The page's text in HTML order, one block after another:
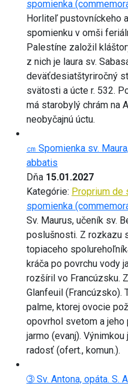
spomienka
Horliteľ pustovníckeho
spomienku v omši
Palestíne založil
z nich je laura sv.
deväťdesiatštyriročný
svätosti a úcte r. 532.
má starobylý chrám na
neobyčajnú úctu.
㎝ Spomienka sv.
abbatis
Dňa 15.01.2027
Kategórie: Proprium de
spomienka
Sv. Maurus, učeník sv.
poslušnosti. Z rozkazu
topiaceho
kráča po povrchu vody
rozšíril vo Francúzsku.
Glanfeuil (Francúzsko).
palme, ktorej ovocie
opovrhol svetom a jeho
jarmo (evanj).
radosť (ofert., komun.).
➂ Sv. Antona, opáta. S.